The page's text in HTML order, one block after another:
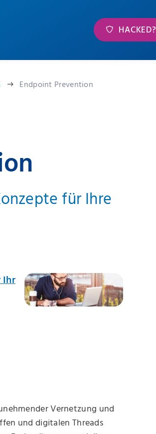
HACKED?
Endpoint Prevention
für Ihre
Ihr
Vernetzung und
und digitalen Threads